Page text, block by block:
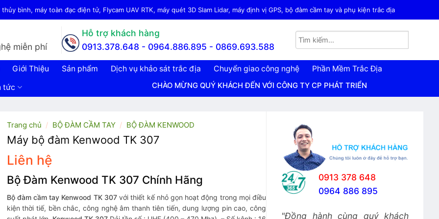
bình, máy toàn đạc điện tử, Flycam UAV RTK, máy quét 3D Slam Lidar, máy định vị GPS, bộ đàm cầm tay và phụ kiện trắc địa
miễn phí
Hỗ trợ khách hàng
0913.378.648 - 0964.886.895 - 0869.693.588
Giới Thiệu Sản phẩm Dịch vụ khảo sát trắc địa Chuyển giao công nghệ
Phần Mềm Trắc Địa
tức
CHÀO MỪNG QUÝ KHÁCH ĐẾN VỚI CÔNG TY CP PHÁT TRIỂN CÔNG NGHỆ TRẮC ĐỊA VIỆT
0913 378 648
0964 886 895
"Đồng hành cùng quý khách
Trang chủ / BỘ ĐÀM CẦM TAY / BỘ ĐÀM KENWOOD
Máy bộ đàm Kenwood TK 307
Liên hệ
Bộ Đàm Kenwood TK 307 Chính Hãng
Bộ đàm cầm tay Kenwood TK 307với thiết kế nhỏ gọn hoạt động trong mọi điều
kiện thời tiế, bền chắc, công nghệ âm thanh tiên tiến, dung lượng pin cao, công